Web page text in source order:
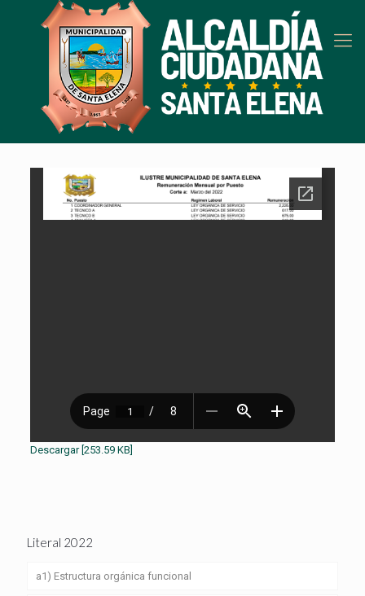
Descargar [253.59 KB]
Literal 2022
a1) Estructura orgánica funcional